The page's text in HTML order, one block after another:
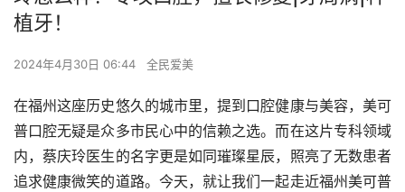
植牙！
2024年4月30日 06:44 全民爱美
在福州这座历史悠久的城市里，提到口腔健康与美容，美可
普口腔无疑是众多市民心中的信赖之选。而在这片专科领域
内，蔡庆玲医生的名字更是如同璀璨星辰，照亮了无数患者
追求健康微笑的道路。今天，就让我们一起走近福州美可普